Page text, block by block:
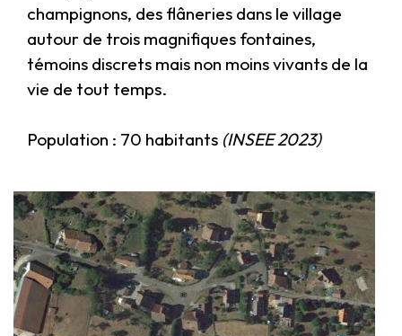
champignons, des flâneries dans le village
autour de trois magnifiques fontaines,
témoins discrets mais non moins vivants de la
vie de tout temps.
Population : 70 habitants (INSEE 2023)